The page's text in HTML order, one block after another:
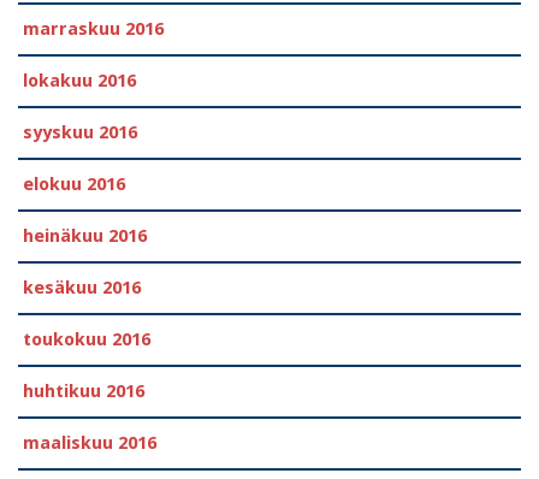
marraskuu 2016
lokakuu 2016
syyskuu 2016
elokuu 2016
heinäkuu 2016
kesäkuu 2016
toukokuu 2016
huhtikuu 2016
maaliskuu 2016